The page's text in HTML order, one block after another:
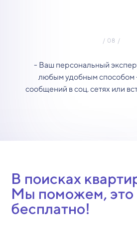
- Ваш персональный
любым удобным способом
сообщений в соц. сетях или
В поисках
Мы поможем, это
бесплатно!